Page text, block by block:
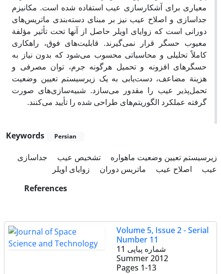
معیاری برای آشکارسازی عیب استفاده شده است. مکانیزم
جداسازی و اصلاح عیب نیز بر مبنای دسته‌بندی ماتریس‌های
دورانی است که زوایای اویلر حاصل از آنها تحت تأثیر مؤلفة
معیوب حسگر قرار نمی‌گیرند. قابلیت‌های فوق، راهکاری
کاملاً تحلیلی و محاسباتی محسوب می‌شود که بدون نیاز به
حسگرهای افزونه و تحمیل هرگونه جرم، توان مصرفی و
هزینة مضاعف، دست‌یابی به یک زیرسیستم تعیین وضعیت
تحمل‌پذیر عیب را مقدور می‌سازد. شبیه‌سازی‌های صورت
گرفته عملکرد الگوریتم‌های طراحی شده را تأیید می‌کنند.
Keywords Persian
زیرسیستم تعیین وضعیت ماهواره تشخیص عیب
جداسازی
عیب
اصلاح عیب ماتریس دوران
زوایای اویلر
References
Volume 5, Issue 2 - Serial
Number 11
شماره پیاپی 11
Summer 2012
Pages 1-13